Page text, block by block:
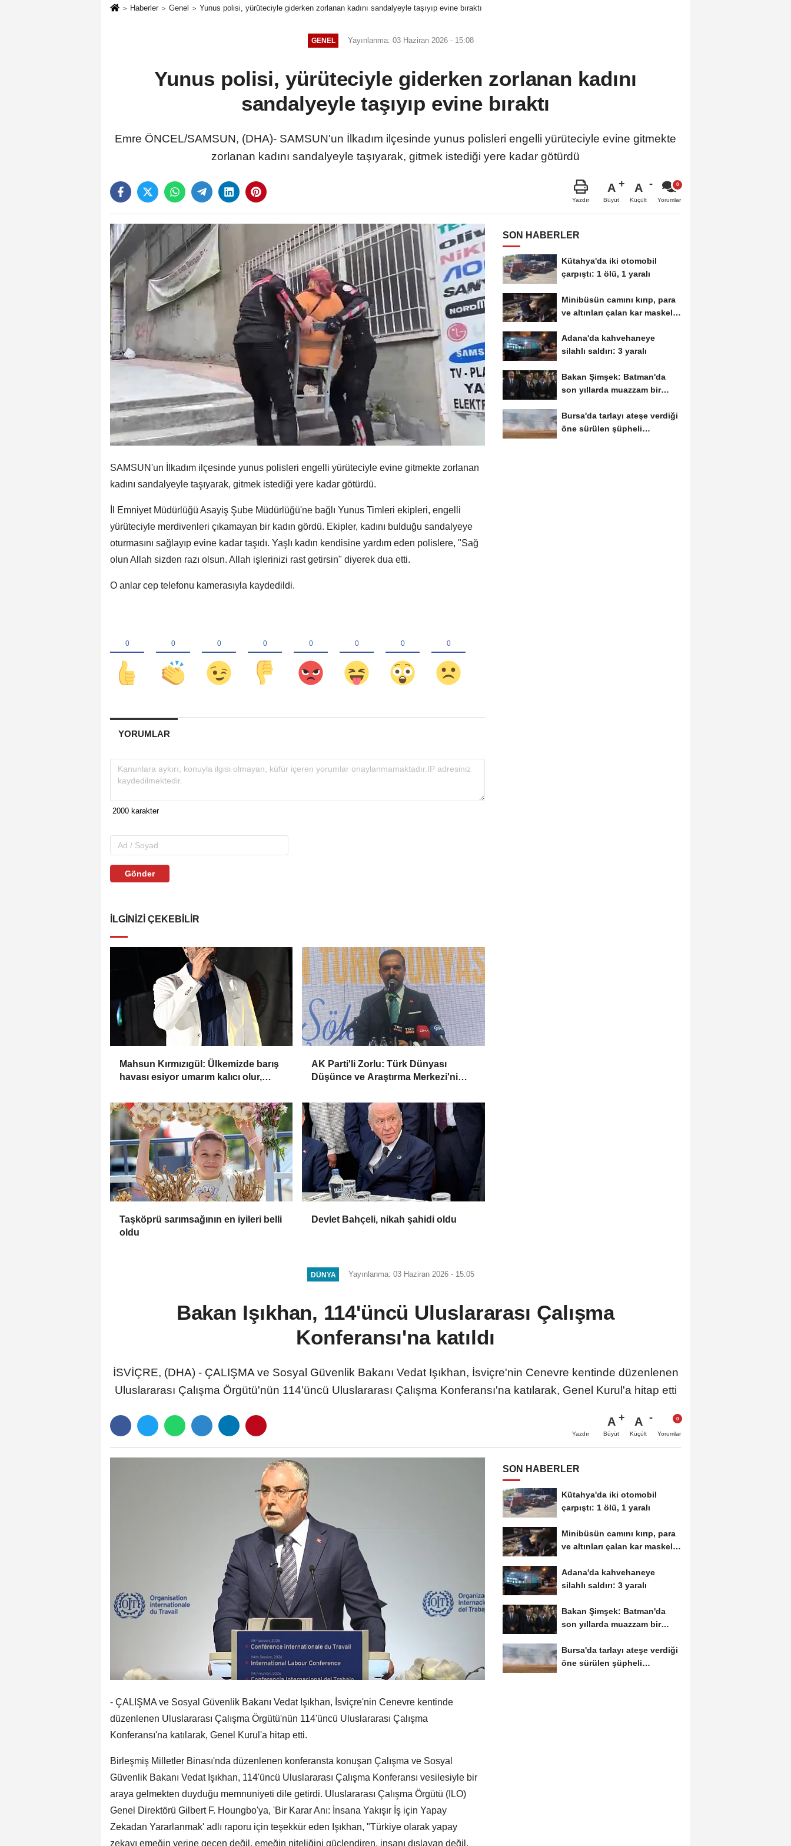
Haberler Genel Yunus polisi, yürüteciyle giderken zorlanan kadını sandalyeyle taşıyıp evine bıraktı
GENEL Yayınlanma: 03 Haziran 2026 - 15:08
Yunus polisi, yürüteciyle giderken zorlanan kadını
sandalyeyle taşıyıp evine bıraktı
Emre ÖNCEL/SAMSUN, (DHA)- SAMSUN'un İlkadım ilçesinde yunus polisleri engelli yürüteciyle evine gitmekte
zorlanan kadını sandalyeyle taşıyarak, gitmek istediği yere kadar götürdü
Yazdır
A
Büyüt
A
Küçült Yorumlar
SAMSUN'un İlkadım ilçesinde yunus polisleri engelli yürüteciyle evine gitmekte zorlanan
kadını sandalyeyle taşıyarak, gitmek istediği yere kadar götürdü.
İl Emniyet Müdürlüğü Asayiş Şube Müdürlüğü'ne bağlı Yunus Timleri ekipleri, engelli
yürüteciyle merdivenleri çıkamayan bir kadın gördü. Ekipler, kadını bulduğu sandalyeye
oturmasını sağlayıp evine kadar taşıdı. Yaşlı kadın kendisine yardım eden polislere, "Sağ
olun Allah sizden razı olsun. Allah işlerinizi rast getirsin" diyerek dua etti.
O anlar cep telefonu kamerasıyla kaydedildi.
YORUMLAR
Gönder
İLGINIZI ÇEKEBILIR
Mahsun Kırmızıgül: Ülkemizde barış
havası esiyor umarım kalıcı olur,
AK Parti'li Zorlu: Türk Dünyası
Düşünce ve Araştırma Merkezi'ni
Taşköprü sarımsağının en iyileri belli
oldu
Devlet Bahçeli, nikah şahidi oldu
SON HABERLER
Kütahya'da iki otomobil
çarpıştı: 1 ölü, 1 yaralı
Minibüsün camını kırıp, para
ve altınları çalan kar maskeli
Adana'da kahvehaneye
silahlı saldırı: 3 yaralı
Bakan Şimşek: Batman'da
son yıllarda muazzam bir
Bursa'da tarlayı ateşe verdiği
öne sürülen şüpheli
DÜNYA Yayınlanma: 03 Haziran 2026 - 15:05
Bakan Işıkhan, 114'üncü Uluslararası Çalışma
Konferansı'na katıldı
İSVİÇRE, (DHA) - ÇALIŞMA ve Sosyal Güvenlik Bakanı Vedat Işıkhan, İsviçre'nin Cenevre kentinde düzenlenen
Uluslararası Çalışma Örgütü'nün 114'üncü Uluslararası Çalışma Konferansı'na katılarak, Genel Kurul'a hitap etti
Yazdır
A
Büyüt
A
Küçült Yorumlar
- ÇALIŞMA ve Sosyal Güvenlik Bakanı Vedat Işıkhan, İsviçre'nin Cenevre kentinde
düzenlenen Uluslararası Çalışma Örgütü'nün 114'üncü Uluslararası Çalışma
Konferansı'na katılarak, Genel Kurul'a hitap etti.
Birleşmiş Milletler Binası'nda düzenlenen konferansta konuşan Çalışma ve Sosyal
Güvenlik Bakanı Vedat Işıkhan, 114'üncü Uluslararası Çalışma Konferansı vesilesiyle bir
araya gelmekten duyduğu memnuniyeti dile getirdi. Uluslararası Çalışma Örgütü (ILO)
Genel Direktörü Gilbert F. Houngbo'ya, 'Bir Karar Anı: İnsana Yakışır İş için Yapay
Zekadan Yararlanmak' adlı raporu için teşekkür eden Işıkhan, "Türkiye olarak yapay
zekayı emeğin yerine geçen değil, emeğin niteliğini güçlendiren, insanı dışlayan değil,
SON HABERLER
Kütahya'da iki otomobil
çarpıştı: 1 ölü, 1 yaralı
Minibüsün camını kırıp, para
ve altınları çalan kar maskeli
Adana'da kahvehaneye
silahlı saldırı: 3 yaralı
Bakan Şimşek: Batman'da
son yıllarda muazzam bir
Bursa'da tarlayı ateşe verdiği
öne sürülen şüpheli